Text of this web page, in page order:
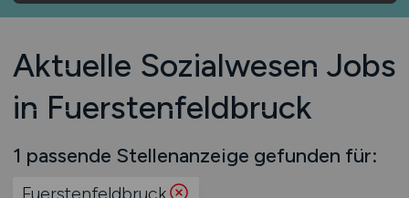
Aktuelle Sozialwesen Jobs
in Fuerstenfeldbruck
1 passende Stellenanzeige gefunden für:
Fuerstenfeldbruck